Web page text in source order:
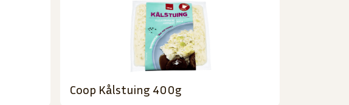
Coop Kålstuing 400g